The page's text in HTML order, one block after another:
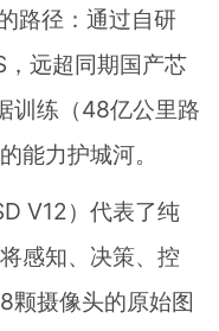
路径：通过自研
远超同期国产芯
训练（48亿公里路
能力护城河。
V12）代表了纯
感知、决策、控
颗摄像头的原始图